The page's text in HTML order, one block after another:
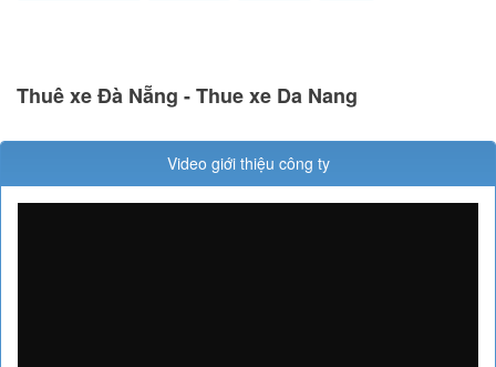
Thuê xe Đà Nẵng - Thue xe Da Nang
Video giới thiệu công ty